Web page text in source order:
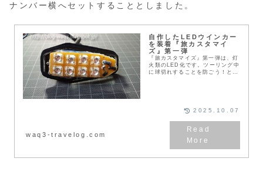
ナンバー横へセットすることとしました。
自作したLEDウインカー
を装着『旅カスタマイ
ズ』第一弾
『旅カスタマイズ』第一弾は、灯
火類のLED化です。ツーリング中
に球切れすることを防ごう！とい
waq3-travelog.com
2025.10.07